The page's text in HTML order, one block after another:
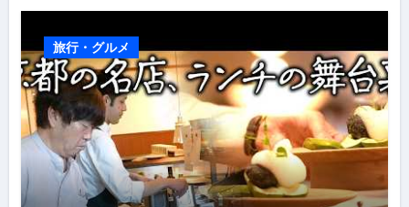
旅行・グルメ